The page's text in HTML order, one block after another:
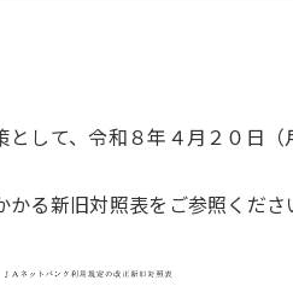
して、令和８年４月２０日
る新旧対照表をご参照くださ